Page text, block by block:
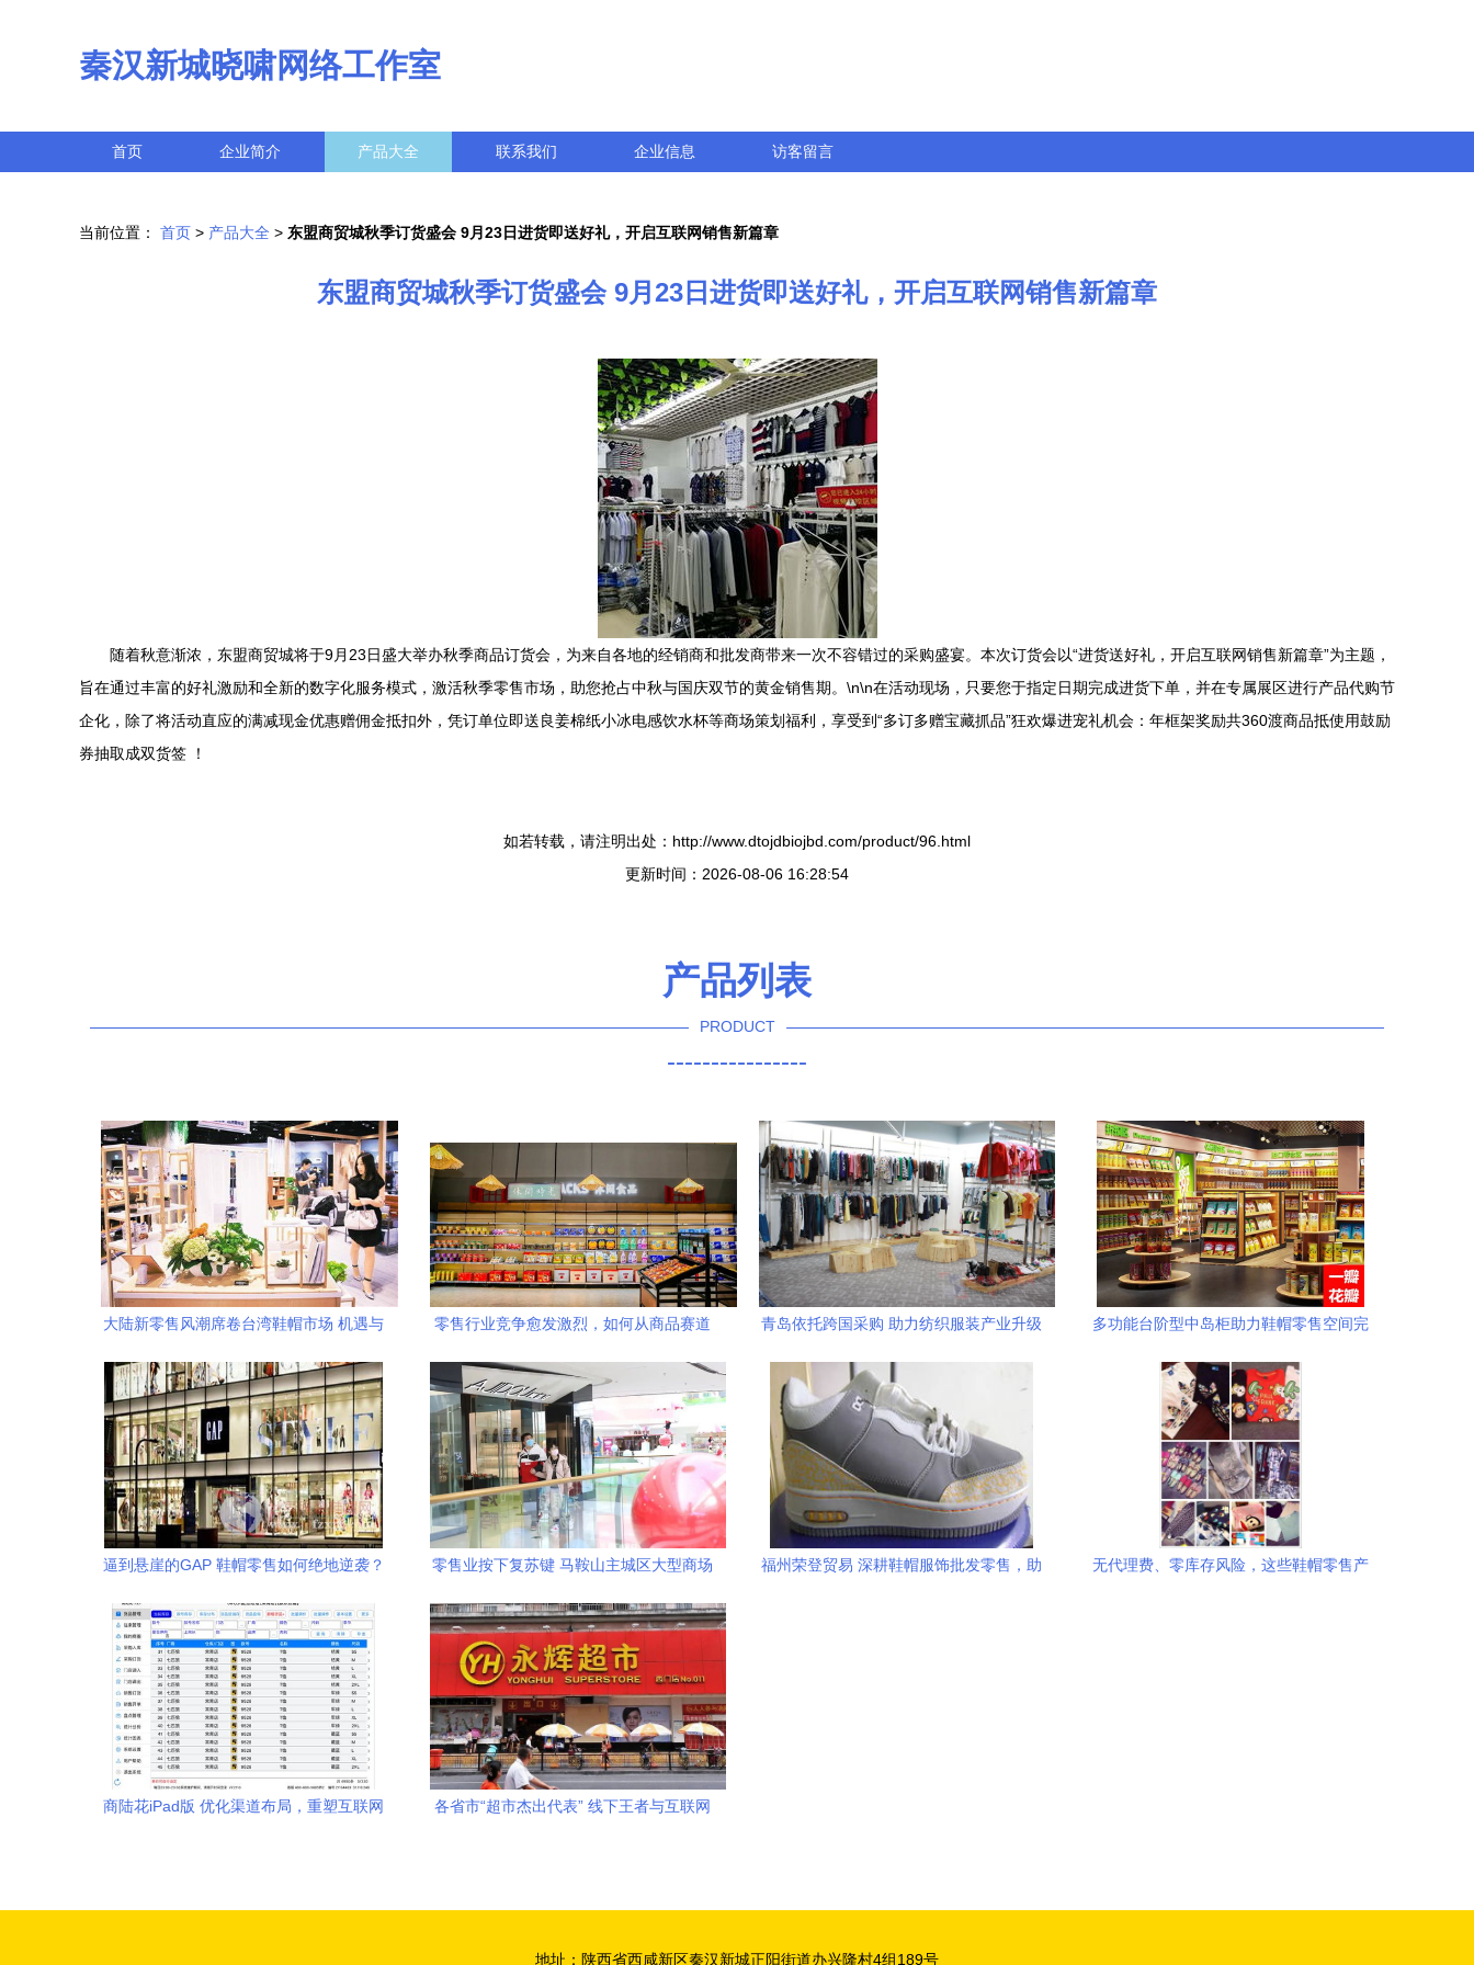
秦汉新城晓啸网络工作室
首页 企业简介 产品大全 联系我们 企业信息 访客留言
当前位置： 首页 > 产品大全 > 东盟商贸城秋季订货盛会 9月23日进货即送好礼，开启互联网销售新篇章
东盟商贸城秋季订货盛会 9月23日进货即送好礼，开启互联网销售新篇章
随着秋意渐浓，东盟商贸城将于9月23日盛大举办秋季商品订货会，为来自各地的经销商和批发商带来一次不容错过的采购盛宴。本次订货会以“进货送好礼，开启互联网销售新篇章”为主题，
旨在通过丰富的好礼激励和全新的数字化服务模式，激活秋季零售市场，助您抢占中秋与国庆双节的黄金销售期。\n\n在活动现场，只要您于指定日期完成进货下单，并在专属展区进行产品代购节
企化，除了将活动直应的满减现金优惠赠佣金抵扣外，凭订单位即送良姜棉纸小冰电感饮水杯等商场策划福利，享受到“多订多赠宝藏抓品”狂欢爆进宠礼机会：年框架奖励共360渡商品抵使用鼓励
券抽取成双货签 ！
如若转载，请注明出处：http://www.dtojdbiojbd.com/product/96.html
更新时间：2026-08-06 16:28:54
产品列表
PRODUCT
----------------
大陆新零售风潮席卷台湾鞋帽市场 机遇与
零售行业竞争愈发激烈，如何从商品赛道
青岛依托跨国采购 助力纺织服装产业升级
多功能台阶型中岛柜助力鞋帽零售空间完
逼到悬崖的GAP 鞋帽零售如何绝地逆袭？
零售业按下复苏键 马鞍山主城区大型商场
福州荣登贸易 深耕鞋帽服饰批发零售，助
无代理费、零库存风险，这些鞋帽零售产
商陆花iPad版 优化渠道布局，重塑互联网
各省市“超市杰出代表” 线下王者与互联网
地址：陕西省西咸新区秦汉新城正阳街道办兴隆村4组189号